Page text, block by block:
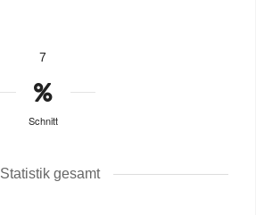
7
Schnitt
Statistik gesamt